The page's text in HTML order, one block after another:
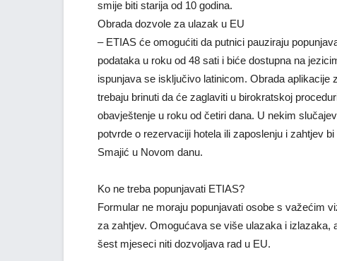
smije biti starija od 10 godina.
Obrada dozvole za ulazak u EU
– ETIAS će omogućiti da putnici pauziraju
podataka u roku od 48 sati i biće dostupna na
ispunjava se isključivo latinicom. Obrada
trebaju brinuti da će zaglaviti u birokratskoj
obavještenje u roku od četiri dana. U nekim
potvrde o rezervaciji hotela ili zaposlenju i zahtjev
Smajić u Novom danu.
Ko ne treba popunjavati ETIAS?
Formular ne moraju popunjavati osobe s važećim
za zahtjev. Omogućava se više ulazaka i izlazaka,
šest mjeseci niti dozvoljava rad u EU.